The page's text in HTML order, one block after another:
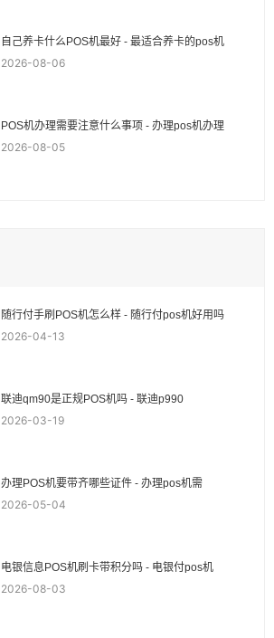
自己养卡什么POS机最好 - 最适合养卡的pos机
2026-08-06
POS机办理需要注意什么事项 - 办理pos机办理
2026-08-05
随行付手刷POS机怎么样 - 随行付pos机好用吗
2026-04-13
联迪qm90是正规POS机吗 - 联迪p990
2026-03-19
办理POS机要带齐哪些证件 - 办理pos机需
2026-05-04
电银信息POS机刷卡带积分吗 - 电银付pos机
2026-08-03